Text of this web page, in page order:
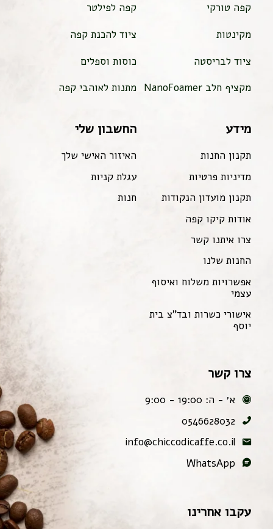
קפה טורקי
קפה לפילטר
מקינטות
ציוד להכנת קפה
ציוד לבריסטה
כוסות וספלים
מקציף חלב NanoFoamer
מתנות לאוהבי קפה
מידע
תקנון החנות
מדיניות פרטיות
תקנון מועדון הנקודות
אודות קיקו קפה
צרו איתנו קשר
החנות שלנו
אפשרויות משלוח ואיסוף
עצמי
אישורי כשרות ובד"צ בית
יוסף
החשבון שלי
האיזור האישי שלך
עגלת קניות
חנות
צרו קשר
א׳ - ה: 19:00 - 9:00
0546628032
info@chiccodicaffe.co.il
WhatsApp
עקבו אחרינו